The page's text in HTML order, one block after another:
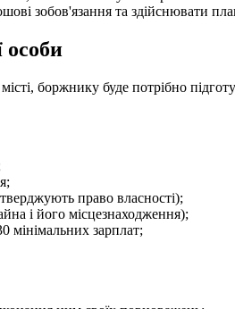
зобов'язання та здійснювати
особи
боржнику буде потрібно
право власності);
і його місцезнаходження);
мінімальних зарплат;